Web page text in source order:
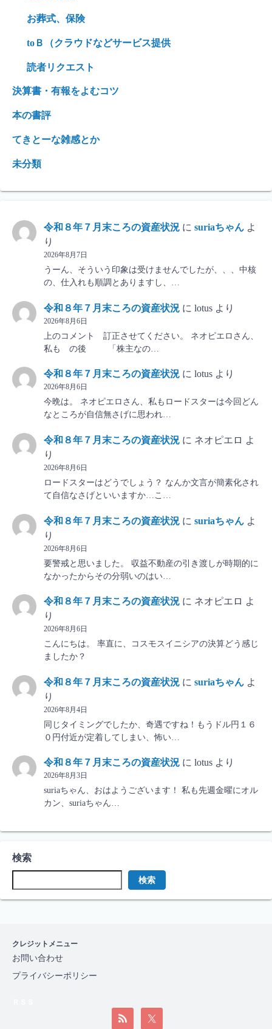
お葬式、保険
toＢ（クラウドなどサービス提供
読者リクエスト
決算書・有報をよむコツ
本の書評
てきとーな雑感とか
未分類
令和８年７月末ころの資産状況 に suriaちゃん よ
り
2026年8月7日
うーん、そういう印象は受けませんでしたが、、、中核
の、仕入れも順調とありますし、…
令和８年７月末ころの資産状況 に lotus より
2026年8月6日
上のコメント 訂正させてください。 ネオピエロさん、
私も の後 「株主なの…
令和８年７月末ころの資産状況 に lotus より
2026年8月6日
今晩は。 ネオピエロさん、私もロードスターは今回どん
なところが自信無さげに思われ…
令和８年７月末ころの資産状況 に ネオピエロ よ
り
2026年8月6日
ロードスターはどうでしょう？ なんか文言が簡素化され
て自信なさげといいますか…こ…
令和８年７月末ころの資産状況 に suriaちゃん よ
り
2026年8月6日
要警戒と思いました。 収益不動産の引き渡しが時期的に
なかったからその分弱いのはい…
令和８年７月末ころの資産状況 に ネオピエロ よ
り
2026年8月6日
こんにちは。 率直に、コスモスイニシアの決算どう感じ
ましたか？
令和８年７月末ころの資産状況 に suriaちゃん よ
り
2026年8月4日
同じタイミングでしたか、奇遇ですね！もうドル円１６
０円付近が定着してしまい、怖い…
令和８年７月末ころの資産状況 に lotus より
2026年8月3日
suriaちゃん、おはようございます！ 私も先週金曜にオル
カン、suriaちゃん…
検索
検索
クレジットメニュー
お問い合わせ
プライバシーポリシー